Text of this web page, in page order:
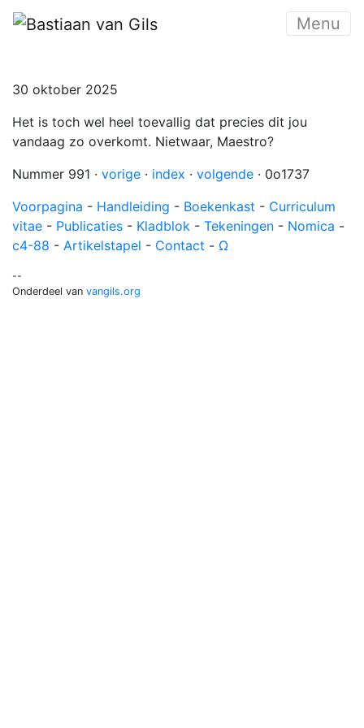
Menu
30 oktober 2025
Het is toch wel heel toevallig dat precies dit jou
vandaag zo overkomt. Nietwaar, Maestro?
Nummer 991 · vorige · index · volgende · 0o1737
Voorpagina - Handleiding - Boekenkast - Curriculum
vitae - Publicaties - Kladblok - Tekeningen - Nomica -
c4-88 - Artikelstapel - Contact - Ω
--
Onderdeel van vangils.org